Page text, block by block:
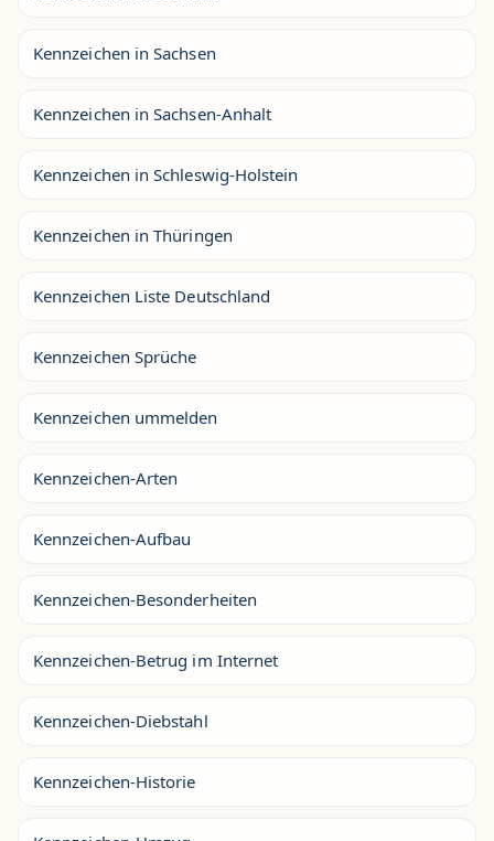
Kennzeichen in Sachsen
Kennzeichen in Sachsen-Anhalt
Kennzeichen in Schleswig-Holstein
Kennzeichen in Thüringen
Kennzeichen Liste Deutschland
Kennzeichen Sprüche
Kennzeichen ummelden
Kennzeichen-Arten
Kennzeichen-Aufbau
Kennzeichen-Besonderheiten
Kennzeichen-Betrug im Internet
Kennzeichen-Diebstahl
Kennzeichen-Historie